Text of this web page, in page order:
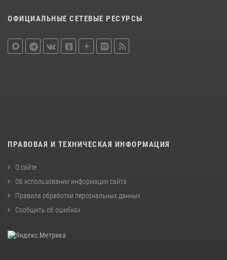
ОФИЦИАЛЬНЫЕ СЕТЕВЫЕ РЕСУРСЫ
ПРАВОВАЯ И ТЕХНИЧЕСКАЯ ИНФОРМАЦИЯ
О сайте
Об использовании информации сайта
Правила обработки персональных данных
Сообщить об ошибках